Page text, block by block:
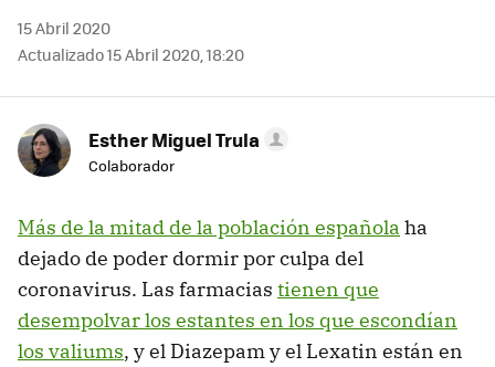
15 Abril 2020
Actualizado 15 Abril 2020, 18:20
Esther Miguel Trula
Colaborador
Más de la mitad de la población española ha
dejado de poder dormir por culpa del
coronavirus. Las farmacias tienen que
desempolvar los estantes en los que escondían
los valiums, y el Diazepam y el Lexatin están en